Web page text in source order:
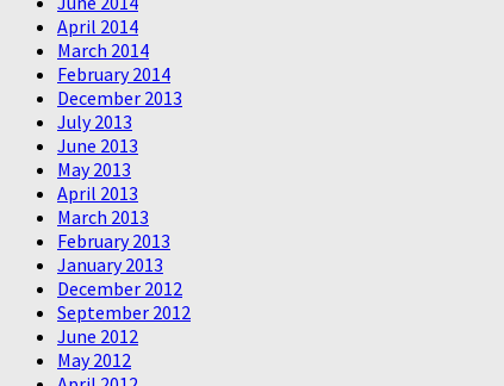
April 2014
March 2014
February 2014
December 2013
July 2013
June 2013
May 2013
April 2013
March 2013
February 2013
January 2013
December 2012
September 2012
June 2012
May 2012